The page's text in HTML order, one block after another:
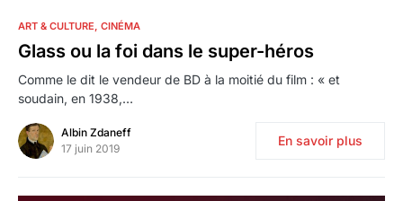
ART & CULTURE CINÉMA
Glass ou la foi dans le super-héros
Comme le dit le vendeur de BD à la moitié du film : « et
soudain, en 1938,…
Albin Zdaneff
17 juin 2019
En savoir plus